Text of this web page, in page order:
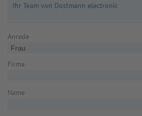
Ihr Team von Dostmann electronic
Anrede
Firma
Name